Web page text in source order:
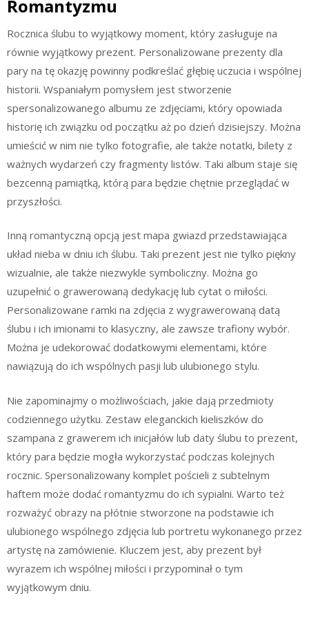
Romantyzmu
Rocznica ślubu to wyjątkowy moment, który zasługuje na
równie wyjątkowy prezent. Personalizowane prezenty dla
pary na tę okazję powinny podkreślać głębię uczucia i wspólnej
historii. Wspaniałym pomysłem jest stworzenie
spersonalizowanego albumu ze zdjęciami, który opowiada
historię ich związku od początku aż po dzień dzisiejszy. Można
umieścić w nim nie tylko fotografie, ale także notatki, bilety z
ważnych wydarzeń czy fragmenty listów. Taki album staje się
bezcenną pamiątką, którą para będzie chętnie przeglądać w
przyszłości.
Inną romantyczną opcją jest mapa gwiazd przedstawiająca
układ nieba w dniu ich ślubu. Taki prezent jest nie tylko piękny
wizualnie, ale także niezwykle symboliczny. Można go
uzupełnić o grawerowaną dedykację lub cytat o miłości.
Personalizowane ramki na zdjęcia z wygrawerowaną datą
ślubu i ich imionami to klasyczny, ale zawsze trafiony wybór.
Można je udekorować dodatkowymi elementami, które
nawiązują do ich wspólnych pasji lub ulubionego stylu.
Nie zapominajmy o możliwościach, jakie dają przedmioty
codziennego użytku. Zestaw eleganckich kieliszków do
szampana z grawerem ich inicjałów lub daty ślubu to prezent,
który para będzie mogła wykorzystać podczas kolejnych
rocznic. Spersonalizowany komplet pościeli z subtelnym
haftem może dodać romantyzmu do ich sypialni. Warto też
rozważyć obrazy na płótnie stworzone na podstawie ich
ulubionego wspólnego zdjęcia lub portretu wykonanego przez
artystę na zamówienie. Kluczem jest, aby prezent był
wyrazem ich wspólnej miłości i przypominał o tym
wyjątkowym dniu.